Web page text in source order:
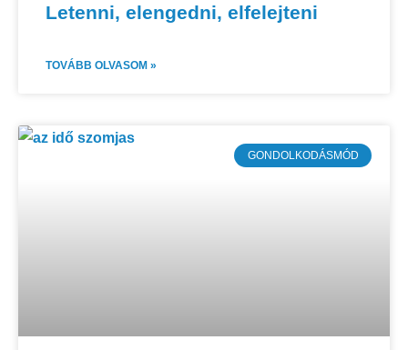
Letenni, elengedni, elfelejteni
TOVÁBB OLVASOM »
GONDOLKODÁSMÓD